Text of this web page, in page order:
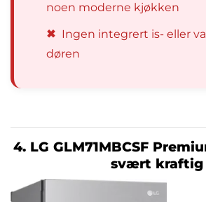
noen moderne kjøkken
✖ Ingen integrert is- eller
døren
4. LG GLM71MBCSF
svært kraftig